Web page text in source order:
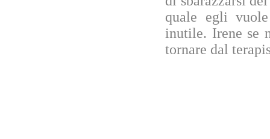
quale egli
inutile. Irene se
tornare dal